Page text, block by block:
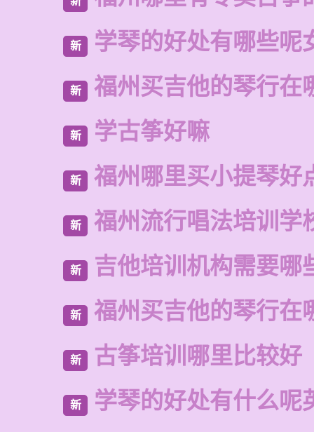
新 学琴的好处有哪些呢
新 福州买吉他的琴行在
新 学古筝好嘛
新 福州哪里买小提琴好
新 福州流行唱法培训学
新 吉他培训机构需要哪
新 福州买吉他的琴行在
新 古筝培训哪里比较好
新 学琴的好处有什么呢